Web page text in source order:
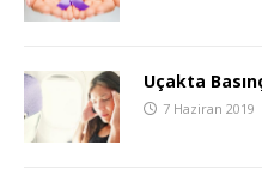
Uçakta
7 Haziran 2019